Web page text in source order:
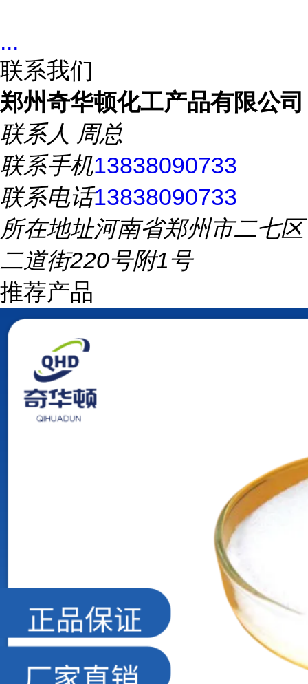
...
联系我们
郑州奇华顿化工产品有限公司
联系人 周总
联系手机13838090733
联系电话13838090733
所在地址河南省郑州市二七区
二道街220号附1号
推荐产品